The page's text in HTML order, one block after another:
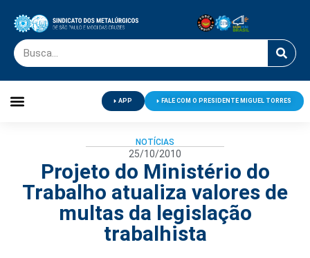
APP FALE COM O PRESIDENTE MIGUEL TORRES
NOTÍCIAS
25/10/2010
Projeto do Ministério do
Trabalho atualiza valores de
multas da legislação
trabalhista